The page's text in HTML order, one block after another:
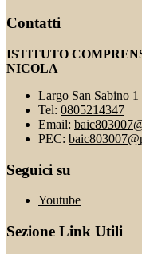
Contatti
ISTITUTO
NICOLA
Largo San Sabino
Tel: 0805214347
Email:
PEC:
Seguici su
Youtube
Sezione Link Utili